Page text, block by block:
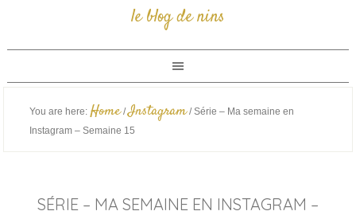
le blog de nins
You are here: Home / Instagram /Série – Ma semaine en
Instagram – Semaine 15
SÉRIE – MA SEMAINE EN INSTAGRAM –